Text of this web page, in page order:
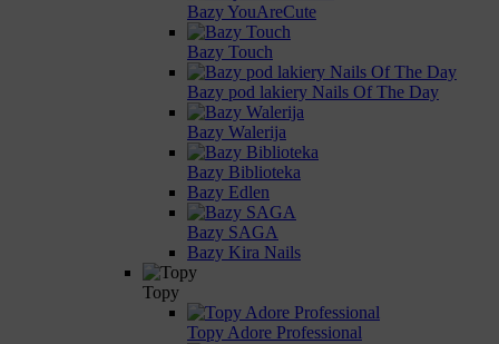
Bazy YouAreCute
Bazy Touch
Bazy pod lakiery Nails Of The Day
Bazy Walerija
Bazy Biblioteka
Bazy Edlen
Bazy SAGA
Bazy Kira Nails
Topy
Topy Adore Professional